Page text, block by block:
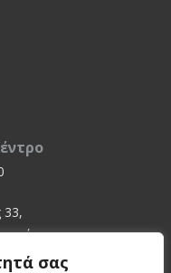
σας
33,